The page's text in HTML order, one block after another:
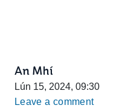
An Mhí
Lún 15, 2024, 09:30
Leave a comment